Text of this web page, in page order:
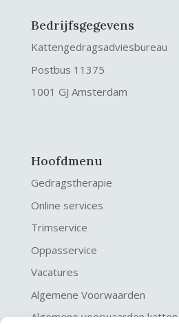
Bedrijfsgegevens
Kattengedragsadviesbureau
Postbus 11375
1001 GJ Amsterdam
Hoofdmenu
Gedragstherapie
Online services
Trimservice
Oppasservice
Vacatures
Algemene Voorwaarden
Algemene voorwaarden